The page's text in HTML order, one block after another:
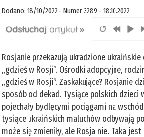
Dodano: 18/10/2022 - Numer 3289 - 18.10.2022
Rosjanie przekazują ukradzione
„gdzieś w Rosji”. Ośrodki adopcyjne,
„gdzieś w Rosji”. Zaskakujące? Rosjanie
sposób od dekad. Tysiące polskich dzieci
pojechały bydlęcymi pociągami na
tysiące ukraińskich maluchów odbywają
może się zmieniły, ale Rosja nie. Taka